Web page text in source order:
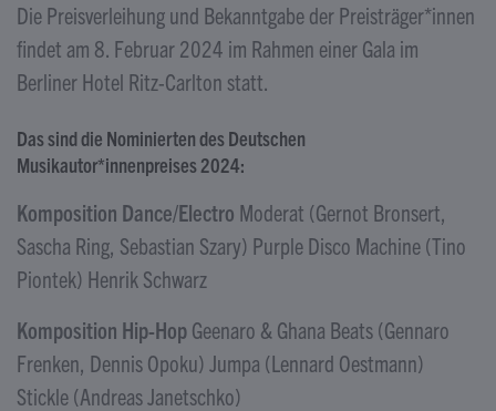
Die Preisverleihung und Bekanntgabe der Preisträger*innen
findet am 8. Februar 2024 im Rahmen einer Gala im
Berliner Hotel Ritz-Carlton statt.
Das sind die Nominierten des Deutschen
Musikautor*innenpreises 2024:
Komposition Dance/Electro Moderat (Gernot Bronsert,
Sascha Ring, Sebastian Szary) Purple Disco Machine (Tino
Piontek) Henrik Schwarz
Komposition Hip-Hop Geenaro & Ghana Beats (Gennaro
Frenken, Dennis Opoku) Jumpa (Lennard Oestmann)
Stickle (Andreas Janetschko)